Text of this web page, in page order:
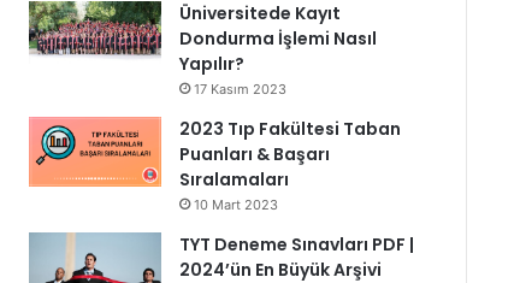
Üniversitede Kayıt
Dondurma İşlemi Nasıl
Yapılır?
17 Kasım 2023
2023 Tıp Fakültesi Taban
Puanları & Başarı
Sıralamaları
10 Mart 2023
TYT Deneme Sınavları PDF |
2024’ün En Büyük Arşivi